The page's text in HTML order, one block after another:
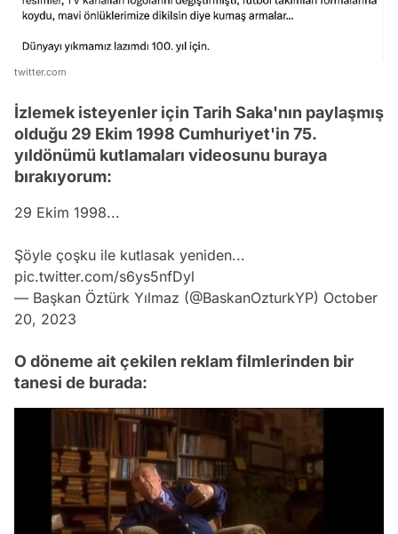
twitter.com
İzlemek isteyenler için Tarih Saka'nın paylaşmış
olduğu 29 Ekim 1998 Cumhuriyet'in 75.
yıldönümü kutlamaları videosunu buraya
bırakıyorum:
29 Ekim 1998...
Şöyle çoşku ile kutlasak yeniden...
pic.twitter.com/s6ys5nfDyl
— Başkan Öztürk Yılmaz (@BaskanOzturkYP) October
20, 2023
O döneme ait çekilen reklam filmlerinden bir
tanesi de burada: